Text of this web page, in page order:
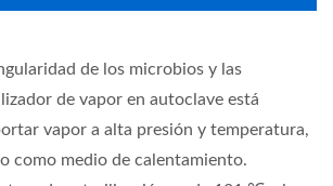
de los microbios y las
de vapor en autoclave está
vapor a alta presión y temperatura,
como medio de calentamiento.